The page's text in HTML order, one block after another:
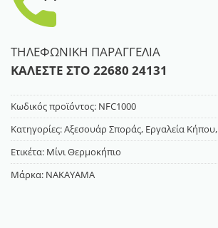
ΤΗΛΕΦΩΝΙΚΗ ΠΑΡΑΓΓΕΛΙΑ
ΚΑΛΕΣΤΕ ΣΤΟ 22680 24131
Κωδικός προϊόντος: NFC1000
Κατηγορίες:Αξεσουάρ Σποράς, Εργαλεία Κήπου,
Ετικέτα: Μίνι Θερμοκήπιο
Μάρκα: NAKAYAMA